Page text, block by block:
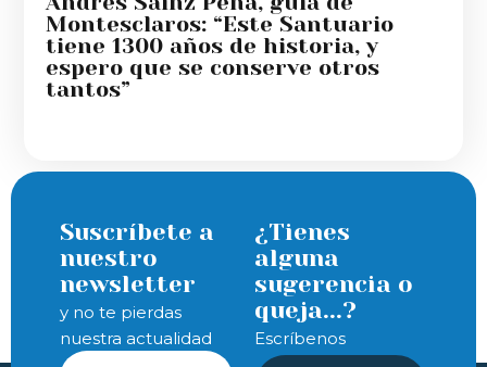
Montesclaros: “Este Santuario
tiene 1300 años de historia, y
espero que se conserve otros
tantos”
Suscríbete a
nuestro
newsletter
y no te pierdas
nuestra actualidad
¿Tienes
alguna
sugerencia o
queja...?
Escríbenos